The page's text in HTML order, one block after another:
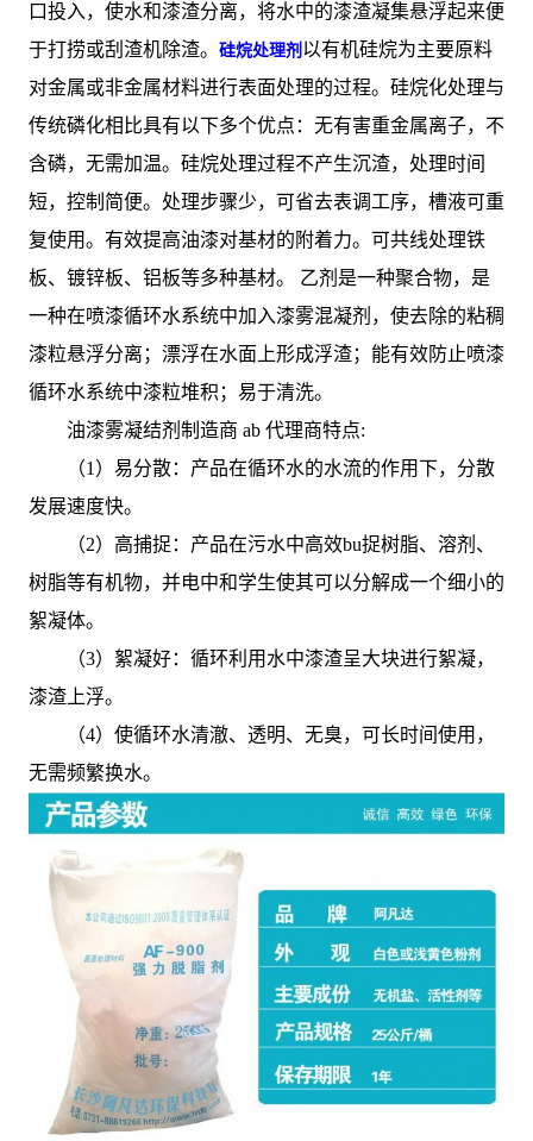
口投入，使水和漆渣分离，将水中的漆渣凝集悬浮起来便
于打捞或刮渣机除渣。 硅烷处理剂 以有机硅烷为主要原料
对金属或非金属材料进行表面处理的过程。硅烷化处理与
传统磷化相比具有以下多个优点：无有害重金属离子，不
含磷，无需加温。硅烷处理过程不产生沉渣，处理时间
短，控制简便。处理步骤少，可省去表调工序，槽液可重
复使用。有效提高油漆对基材的附着力。可共线处理铁
板、镀锌板、铝板等多种基材。 乙剂是一种聚合物，是
一种在喷漆循环水系统中加入漆雾混凝剂，使去除的粘稠
漆粒悬浮分离；漂浮在水面上形成浮渣；能有效防止喷漆
循环水系统中漆粒堆积；易于清洗。
油漆雾凝结剂制造商 ab 代理商特点:
（1）易分散：产品在循环水的水流的作用下，分散
发展速度快。
（2）高捕捉：产品在污水中高效bu捉树脂、溶剂、
树脂等有机物，并电中和学生使其可以分解成一个细小的
絮凝体。
（3）絮凝好：循环利用水中漆渣呈大块进行絮凝，
漆渣上浮。
（4）使循环水清澈、透明、无臭，可长时间使用，
无需频繁换水。